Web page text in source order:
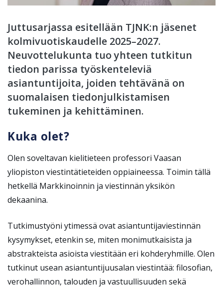
Juttusarjassa esitellään TJNK:n jäsenet
kolmivuotiskaudelle 2025–2027.
Neuvottelukunta tuo yhteen tutkitun
tiedon parissa työskenteleviä
asiantuntijoita, joiden tehtävänä on
suomalaisen tiedonjulkistamisen
tukeminen ja kehittäminen.
Kuka olet?
Olen soveltavan kielitieteen professori Vaasan
yliopiston viestintätieteiden oppiaineessa. Toimin tällä
hetkellä Markkinoinnin ja viestinnän yksikön
dekaanina.
Tutkimustyöni ytimessä ovat asiantuntijaviestinnän
kysymykset, etenkin se, miten monimutkaisista ja
abstrakteista asioista viestitään eri kohderyhmille. Olen
tutkinut usean asiantuntijuusalan viestintää: filosofian,
verohallinnon, talouden ja vastuullisuuden sekä